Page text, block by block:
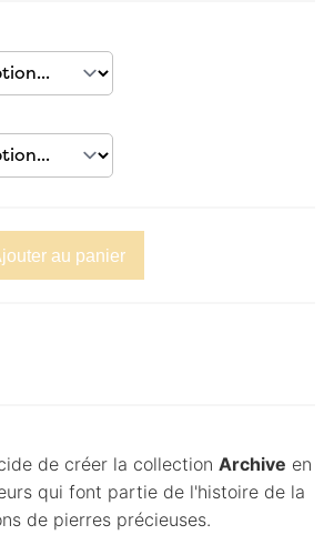
au panier
de créer la collection Archive en
qui font partie de l'histoire de la
de pierres précieuses.